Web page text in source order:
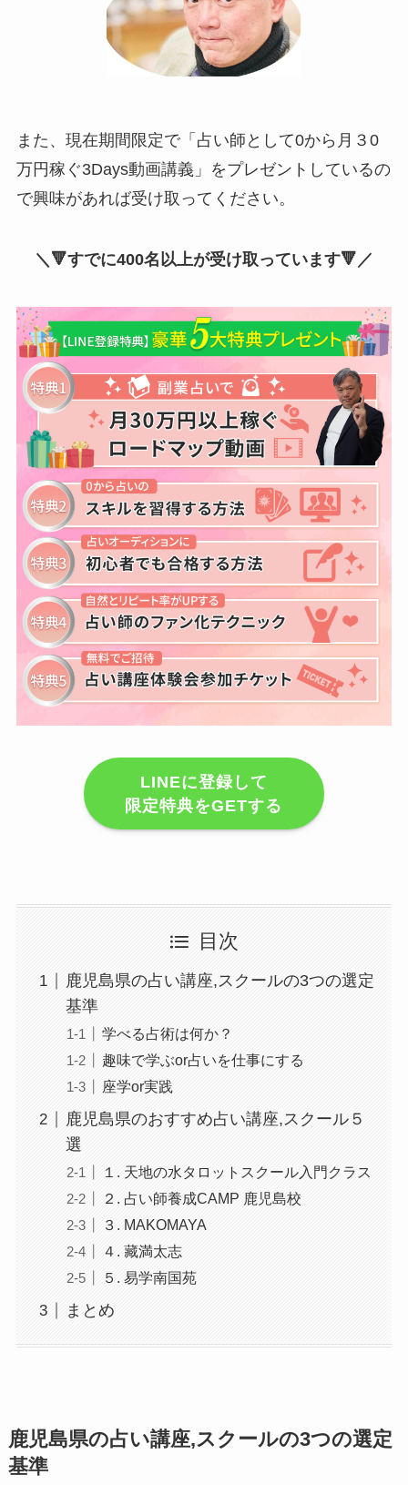
また、現在期間限定で「占い師として0から月３0
万円稼ぐ3Days動画講義」をプレゼントしているの
で興味があれば受け取ってください。
＼🔻すでに400名以上が受け取っています🔻／
LINEに登録して
限定特典をGETする
目次
鹿児島県の占い講座,スクールの3つの選定
基準
学べる占術は何か？
趣味で学ぶor占いを仕事にする
座学or実践
鹿児島県のおすすめ占い講座,スクール５
選
１. 天地の水タロットスクール入門クラス
２. 占い師養成CAMP 鹿児島校
３. MAKOMAYA
４. 藏満太志
５. 易学南国苑
まとめ
鹿児島県の占い講座,スクールの3つの選定
基準